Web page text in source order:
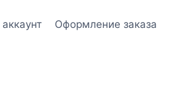
Оформление заказа